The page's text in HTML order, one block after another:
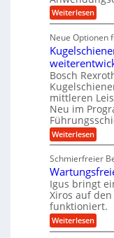
r
a
e
U
m
g
e
b
u
n
g
e
n
g
a
n
g
t
e
l
e
n
ü
r
r
ä
i
s
e
H
u
b
b
e
w
e
g
u
n
g
e
n
o
n
f
r
A
u
t
o
m
o
t
i
v
e
n
d
M
a
s
c
h
i
Weiterlesen:
D
g
i
t
a
l
e
r
W
e
r
k
z
e
u
g
k
r
e
i
s
Neue Optionen
Bosch
mittleren
Neu im
Weiterlesen:
K
g
e
l
s
c
h
i
e
Schmierfreier
Igus bringt
Xiros auf
funktioniert.
Weiterlesen:
W